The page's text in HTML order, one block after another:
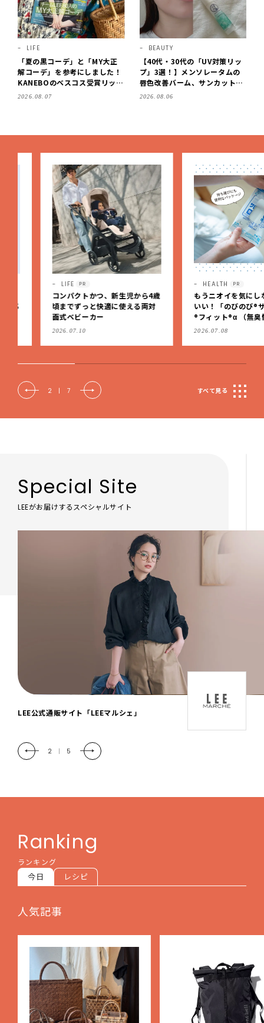
LIFE
「夏の黒コーデ」と「MY大正
解コーデ」を参考にしました！
KANEBOのベスコス受賞リップ
購入も。LEE8・9月号を読んだ
2026.08.07
BEAUTY
【40代・30代の「UV対策リッ
プ」3選！】メンソレータムの
唇色改善バーム、サンカットな
どを「夏の紫外線対策」に愛用
2026.08.06
PR
コンパクトかつ、新生児から4歳
頃までずっと快適に使える両対
面式ベビーカー
2026.07.10
HEALTH PR
もうニオイを気にしなくっ
いい！「のびのび®サロン
®フィット®α （無臭性）」
肩こりや足腰のダルさを出
2026.07.08
2 | 7 すべて見る
Special Site
LEEがお届けするスペシャルサイト
「LEE DAYS」本物志向にときめく。大人カ
2 | 5
Ranking
ランキング
今日 レシピ
人気記事